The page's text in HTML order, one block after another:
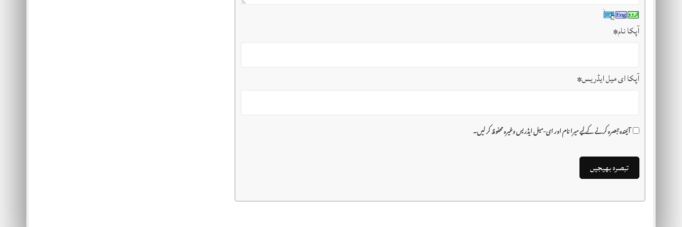
آپکا نام*
آپکا ای میل ایڈریس*
آئیندہ تبصرہ کرنے کے لیے میرا نام اور ای-میل ایڈریس وغیرہ محفوظ کر لیں۔